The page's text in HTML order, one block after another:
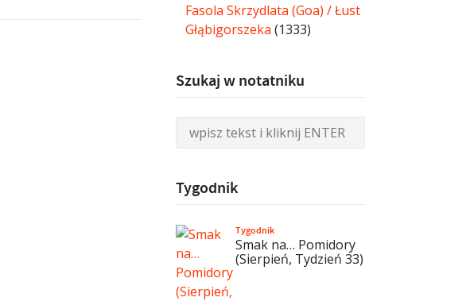
Fasola Skrzydlata (Goa) / Łust
Głąbigorszeka (1333)
Szukaj w notatniku
Tygodnik
Tygodnik
Smak na… Pomidory
(Sierpień, Tydzień 33)